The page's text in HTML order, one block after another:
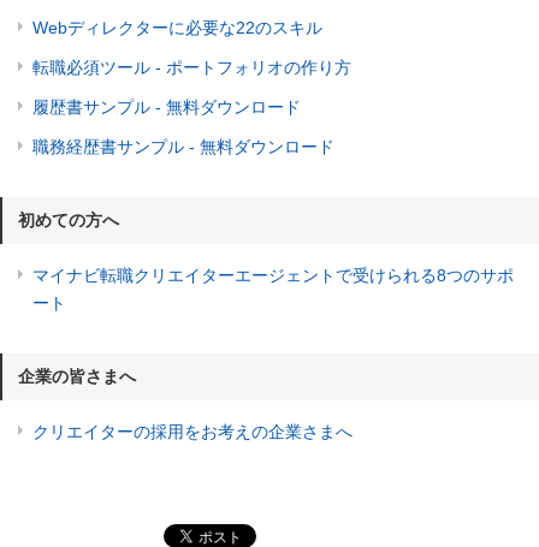
Webディレクターに必要な22のスキル
転職必須ツール - ポートフォリオの作り方
履歴書サンプル - 無料ダウンロード
職務経歴書サンプル - 無料ダウンロード
初めての方へ
マイナビ転職クリエイターエージェントで受けられる8つのサポ
ート
企業の皆さまへ
クリエイターの採用をお考えの企業さまへ